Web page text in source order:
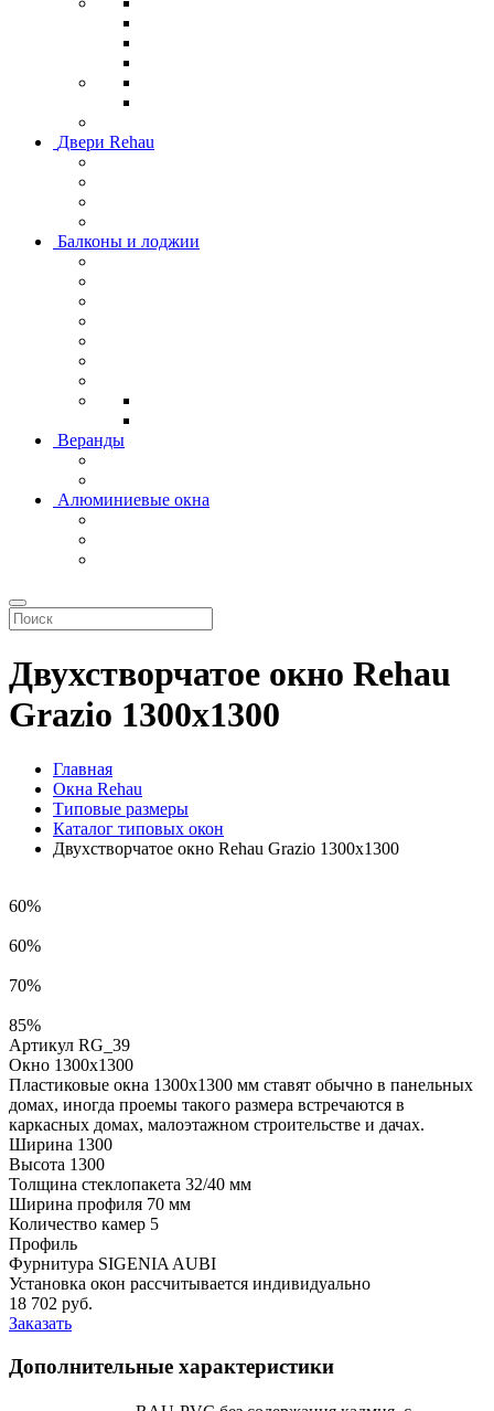
Двери Rehau
Балконы и лоджии
Веранды
Алюминиевые окна
Двухстворчатое окно Rehau
Grazio 1300x1300
Главная
Окна Rehau
Типовые размеры
Каталог типовых окон
Двухстворчатое окно Rehau Grazio 1300x1300
60%
60%
70%
85%
Артикул RG_39
Окно 1300x1300
Пластиковые окна 1300x1300 мм ставят обычно в панельных
домах, иногда проемы такого размера встречаются в
каркасных домах, малоэтажном строительстве и дачах.
Ширина 1300
Высота 1300
Толщина стеклопакета 32/40 мм
Ширина профиля 70 мм
Количество камер 5
Профиль
Фурнитура SIGENIA AUBI
Установка окон рассчитывается индивидуально
18 702 руб.
Заказать
Дополнительные характеристики